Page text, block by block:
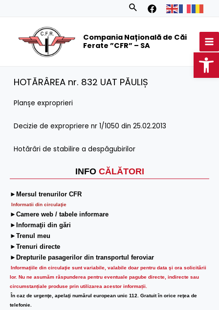
Search
Compania Națională de Căi
Ferate ”CFR” – SA
INFO CĂLĂTORI
►Mersul trenurilor CFR
Informatii din circulaţie
►Camere web / tabele informare
►Informaţii din gări
►Trenul meu
►Trenuri directe
►Drepturile pasagerilor din transportul feroviar
Informaţiile din circulaţie sunt variabile, valabile doar pentru data şi ora solicitării
lor. Nu ne asumăm răspunderea pentru eventuale pagube directe, indirecte sau
circumstanțiale produse prin utilizarea acestor informații.
În caz de urgenţe, apelaţi numărul european unic 112. Gratuit în orice reţea de
telefonie.
HOTĂRÂREA nr. 832 UAT PĂULIȘ
Planșe exproprieri
Decizie de expropriere nr 1/1050 din 25.02.2013
Hotărâri de stabilire a despăgubirilor